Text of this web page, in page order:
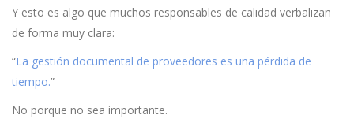
Y esto es algo que muchos responsables de calidad verbalizan
de forma muy clara:
“La gestión documental de proveedores es una pérdida de
tiempo.”
No porque no sea importante.